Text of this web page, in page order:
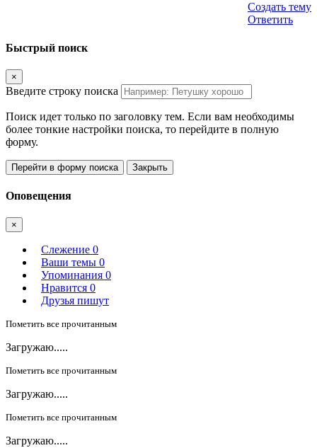
Создать тему
Ответить
Быстрый поиск
×
Введите строку поиска
Поиск идет только по заголовку тем. Если вам необходимы
более тонкие настройки поиска, то перейдите в полную
форму.
Перейти в форму поиска Закрыть
Оповещения
×
Слежение 0
Ваши темы 0
Упоминания 0
Нравится 0
Друзья пишут
Пометить все прочитанным
Загружаю.....
Пометить все прочитанным
Загружаю.....
Пометить все прочитанным
Загружаю.....